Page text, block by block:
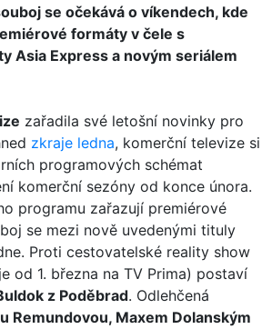
se očekává o víkendech, kde
formáty v čele s
Asia Express a novým seriálem
zařadila své letošní novinky pro
zkraje ledna, komerční televize si
programových schémat
komerční sezóny od konce února.
programu zařazují premiérové
se mezi nově uvedenými tituly
Proti cestovatelské reality show
od 1. března na TV Prima) postaví
z Poděbrad. Odlehčená
Remundovou, Maxem Dolanským